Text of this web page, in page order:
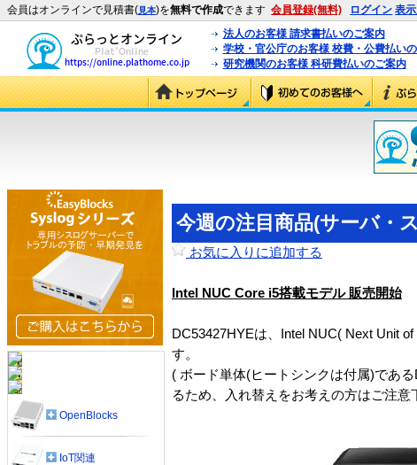
会員はオンラインで見積書(見本)を無料で作成できます 会員登録(無料) ログイン 表
法人のお客様 請求書払いのご案内
学校・官公庁のお客様 校費・公費払い
研究機関のお客様 科研費払いのご案内
今週の注目商品(サーバ・
お気に入りに追加する
Intel NUC Core i5搭載モデル 販売開始
DC53427HYEは、Intel NUC( Next Unit
す。
( ボード単体(ヒートシンクは付属)であ
るため、入れ替えをお考えの方はご注
OpenBlocks
IoT関連